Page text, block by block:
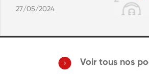
27/05/2024
Voir tous nos